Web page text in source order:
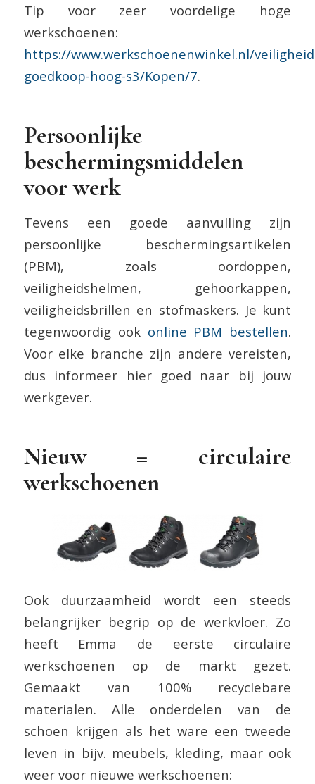
Tip voor zeer voordelige hoge
werkschoenen:
https://www.werkschoenenwinkel.nl/
goedkoop-hoog-s3/Kopen/7.
Persoonlijke
beschermingsmiddelen
voor werk
Tevens een goede aanvulling zijn
persoonlijke beschermingsartikelen
(PBM), zoals oordoppen,
veiligheidshelmen, gehoorkappen,
veiligheidsbrillen en stofmaskers. Je kunt
tegenwoordig ook online PBM bestellen.
Voor elke branche zijn andere vereisten,
dus informeer hier goed naar bij jouw
werkgever.
Nieuw = circulaire
werkschoenen
Ook duurzaamheid wordt een steeds
belangrijker begrip op de werkvloer. Zo
heeft Emma de eerste circulaire
werkschoenen op de markt gezet.
Gemaakt van 100% recyclebare
materialen. Alle onderdelen van de
schoen krijgen als het ware een tweede
leven in bijv. meubels, kleding, maar ook
weer voor nieuwe werkschoenen: